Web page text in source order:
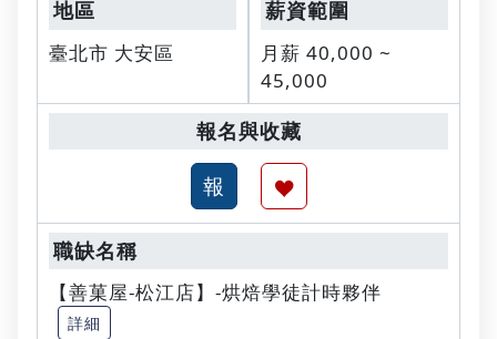
臺北市 大安區
月薪 40,000 ~
45,000
【善菓屋-松江店】-烘焙學徒計時夥伴
詳細